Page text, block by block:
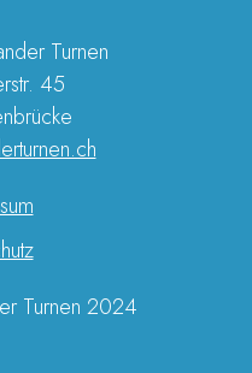
Turnen
45
Turnen 2024